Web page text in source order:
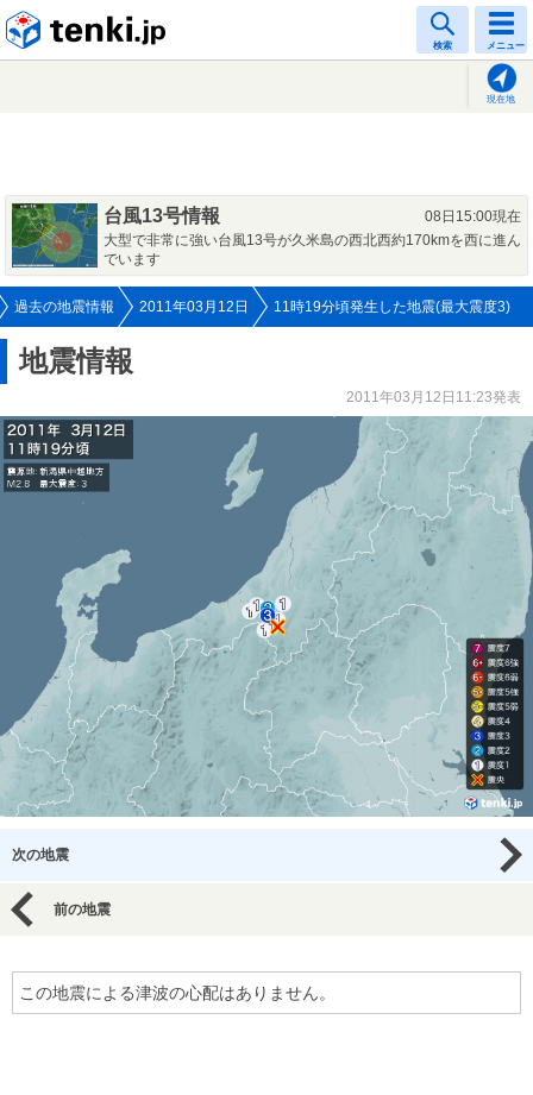
検索 メニュー
現在地
台風13号情報
08日15:00現在
大型で非常に強い台風13号が久米島の西北西約170kmを西に進ん
でいます
過去の地震情報 2011年03月12日 11時19分頃発生した地震(最大震度3)
地震情報
2011年03月12日11:23発表
次の地震
前の地震
この地震による津波の心配はありません。